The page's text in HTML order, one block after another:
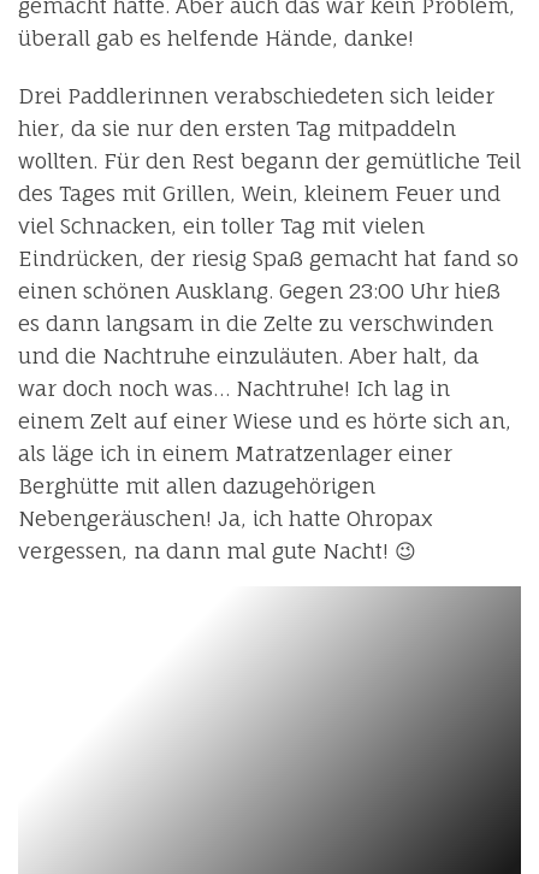
überall gab es helfende Hände, danke!
Drei Paddlerinnen verabschiedeten sich leider
hier, da sie nur den ersten Tag mitpaddeln
wollten. Für den Rest begann der gemütliche Teil
des Tages mit Grillen, Wein, kleinem Feuer und
viel Schnacken, ein toller Tag mit vielen
Eindrücken, der riesig Spaß gemacht hat fand so
einen schönen Ausklang. Gegen 23:00 Uhr hieß
es dann langsam in die Zelte zu verschwinden
und die Nachtruhe einzuläuten. Aber halt, da
war doch noch was… Nachtruhe! Ich lag in
einem Zelt auf einer Wiese und es hörte sich an,
als läge ich in einem Matratzenlager einer
Berghütte mit allen dazugehörigen
Nebengeräuschen! Ja, ich hatte Ohropax
vergessen, na dann mal gute Nacht! 😉